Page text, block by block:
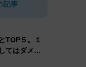
記事
TOP５。１
てはダメ…